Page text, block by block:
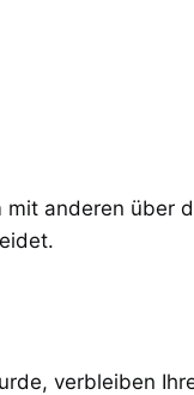
anderen über
verbleiben